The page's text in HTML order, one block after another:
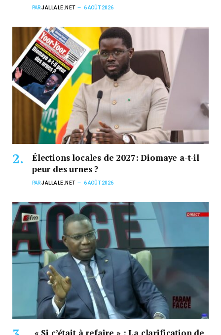
PARJALLALE.NET 6 AOÛT 2026
Élections locales de 2027: Diomaye a-t-il
peur des urnes ?
PARJALLALE.NET 6 AOÛT 2026
« Si c’était à refaire » : La clarification de